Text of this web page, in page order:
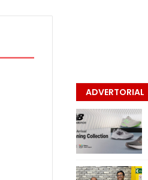
ADVERTORIAL